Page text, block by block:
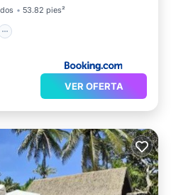
53.82 pies²
VER OFERTA